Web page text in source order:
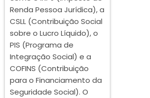
Renda Pessoa Jurídica), a
CSLL (Contribuição Social
sobre o Lucro Líquido), o
PIS (Programa de
Integração Social) e a
COFINS (Contribuição
para o Financiamento da
Seguridade Social). O